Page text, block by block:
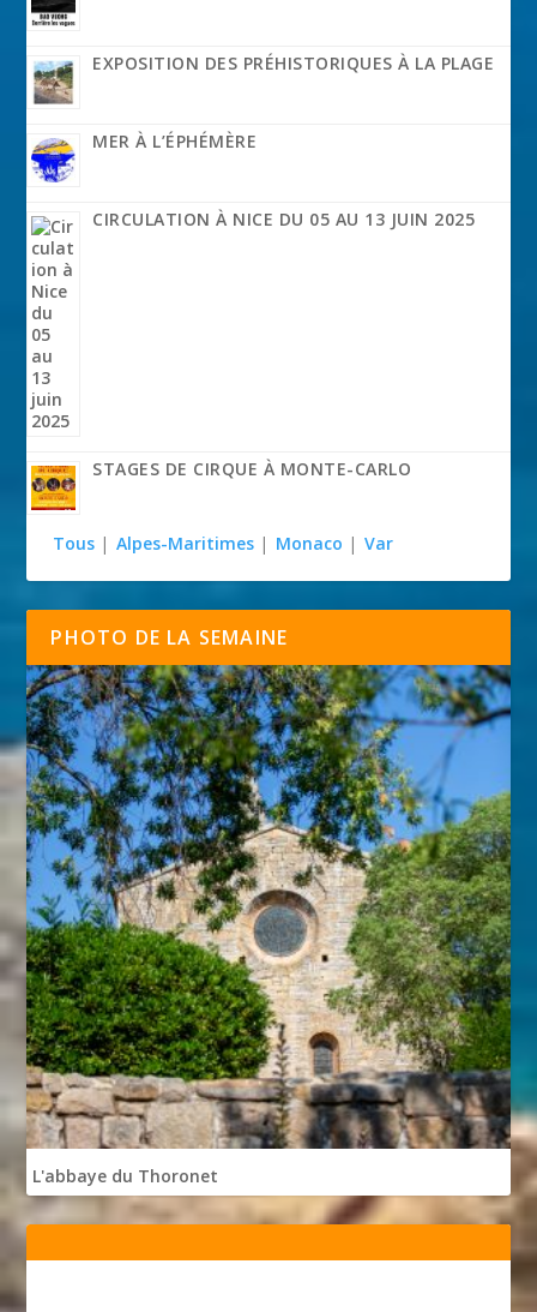
EXPOSITION DES PRÉHISTORIQUES À LA PLAGE
MER À L’ÉPHÉMÈRE
CIRCULATION À NICE DU 05 AU 13 JUIN 2025
STAGES DE CIRQUE À MONTE-CARLO
Tous | Alpes-Maritimes | Monaco | Var
PHOTO DE LA SEMAINE
L'abbaye du Thoronet